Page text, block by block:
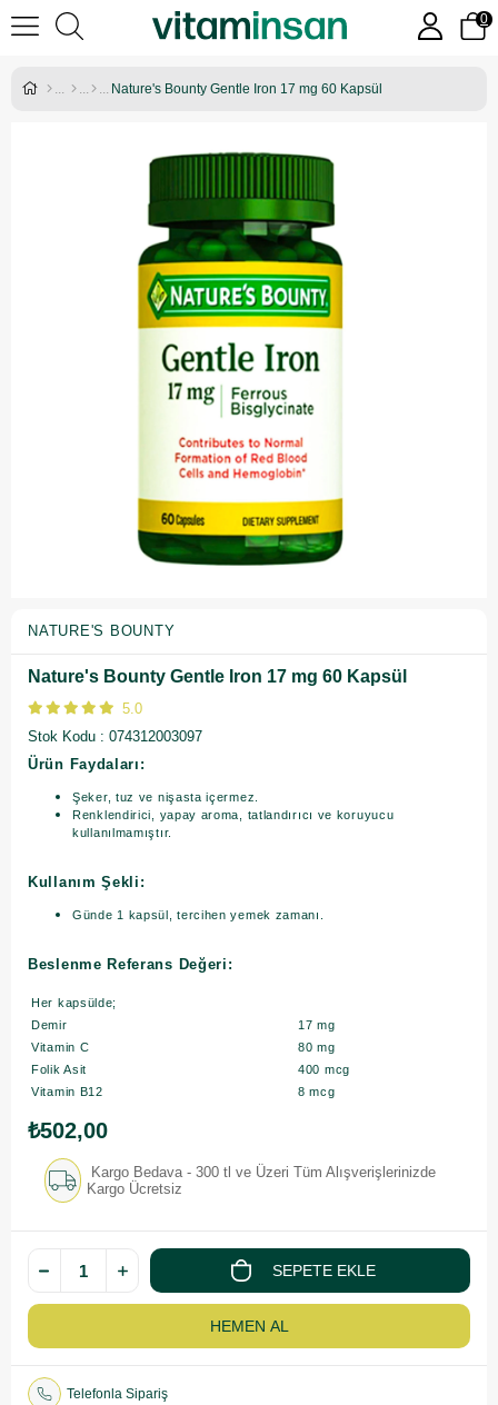
0
Nature's Bounty Gentle Iron 17 mg 60 Kapsül
NATURE'S BOUNTY
Nature's Bounty Gentle Iron 17 mg 60 Kapsül
5.0
Stok Kodu
074312003097
Ürün Faydaları:
Şeker, tuz ve nişasta içermez.
Renklendirici, yapay aroma, tatlandırıcı ve koruyucu
kullanılmamıştır.
Kullanım Şekli:
Günde 1 kapsül, tercihen yemek zamanı.
Beslenme Referans Değeri:
Her kapsülde;
Demir
17 mg
Vitamin C
80 mg
Folik Asit
400 mcg
Vitamin B12
8 mcg
₺502,00
Kargo Bedava - 300 tl ve Üzeri Tüm Alışverişlerinizde
Kargo Ücretsiz
Telefonla Sipariş